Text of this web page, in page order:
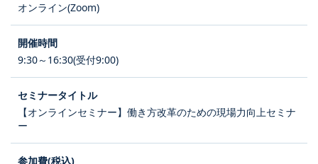
オンライン(Zoom)
9:30～16:30(受付9:00)
【オンラインセミナー】働き方改革のための現場力向上セミナ
ー